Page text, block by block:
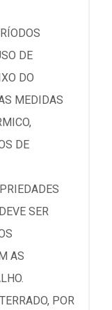
DE
DO
MEDIDAS
DE
SER
AS
POR